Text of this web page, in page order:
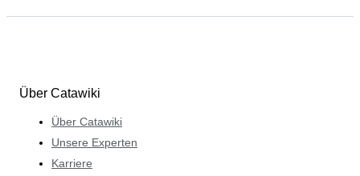
Über Catawiki
Über Catawiki
Unsere Experten
Karriere